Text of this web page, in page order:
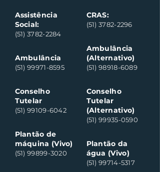
Assistência
Social:
(51) 3782-2284
Ambulância
(51) 99971-8595
Conselho
Tutelar
(51) 99109-6042
Plantão de
máquina (Vivo)
(51) 99899-3020
CRAS:
(51) 3782-2296
Ambulância
(Alternativo)
(51) 98918-6089
Conselho
Tutelar
(Alternativo)
(51) 99935-0590
Plantão da
água (Vivo)
(51) 99714-5317